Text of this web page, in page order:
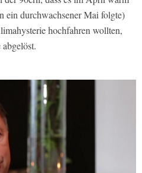
ein durchwachsener Mai folgte)
hochfahren wollten,